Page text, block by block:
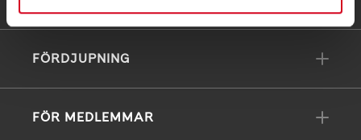
FÖRDJUPNING
FÖR MEDLEMMAR